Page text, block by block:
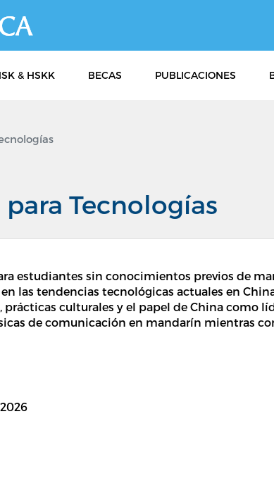
& HSKK BECAS PUBLICACIONES
Tecnologías
estudiantes sin conocimientos previos de
las tendencias tecnológicas actuales en
culturales y el papel de China como
de comunicación en mandarín mientras